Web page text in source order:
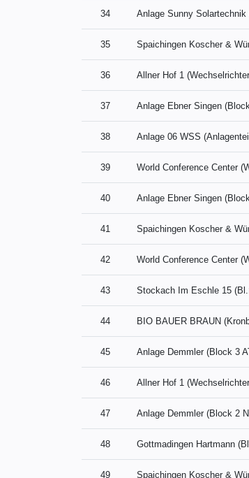
34 Anlage Sunny
35 Spaichingen Koscher &
36 Allner Hof 1
37 Anlage Ebner Singen
38 Anlage 06 WSS
39 World Conference Center
40 Anlage Ebner Singen
41 Spaichingen Koscher &
42 World Conference Center
43 Stockach Im Eschle 15
44 BIO BAUER BRAUN
45 Anlage Demmler (Block 3
46 Allner Hof 1
47 Anlage Demmler (Block 2
48 Gottmadingen Hartmann
49 Spaichingen Koscher &